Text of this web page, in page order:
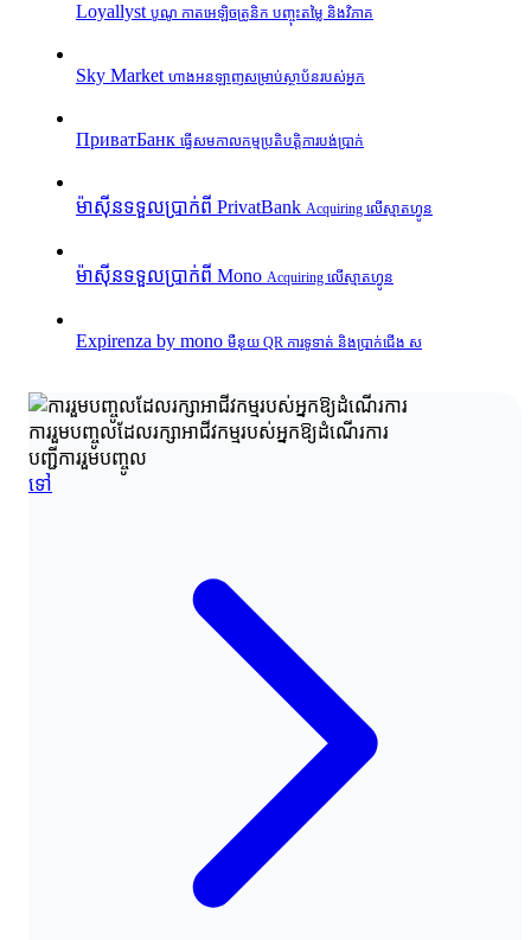
Loyallyst បូណូ កាតអេឡិចត្រូនិក បញ្ចុះតម្លៃ និងវិភាគ
Sky Market ហាងអនឡាញសម្រាប់ស្ថាប័នរបស់អ្នក
ПриватБанк ធ្វើសមកាលកម្មប្រតិបត្តិការបង់ប្រាក់
ម៉ាស៊ីនទទួលប្រាក់ពី PrivatBank Acquiring លើស្មាតហ្វូន
ម៉ាស៊ីនទទួលប្រាក់ពី Mono Acquiring លើស្មាតហ្វូន
Expirenza by mono មឺនុយ QR ការទូទាត់ និងប្រាក់ជើង ស
ការរួមបញ្ចូលដែលរក្សាអាជីវកម្មរបស់អ្នកឱ្យដំណើរការ
បញ្ជីការរួមបញ្ចូល
ទៅ